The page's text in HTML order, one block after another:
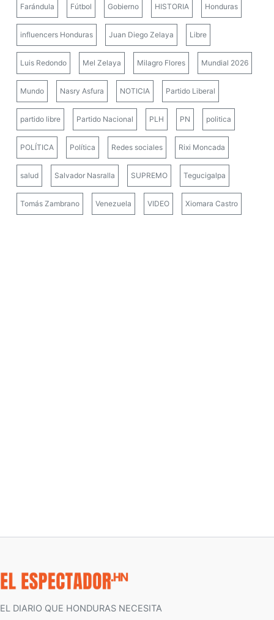
Farándula Fútbol Gobierno HISTORIA Honduras
influencers Honduras Juan Diego Zelaya Libre
Luis Redondo Mel Zelaya Milagro Flores Mundial 2026
Mundo Nasry Asfura NOTICIA Partido Liberal
partido libre Partido Nacional PLH PN politica
POLÍTICA Política Redes sociales Rixi Moncada
salud Salvador Nasralla SUPREMO Tegucigalpa
Tomás Zambrano Venezuela VIDEO Xiomara Castro
EL DIARIO QUE HONDURAS NECESITA